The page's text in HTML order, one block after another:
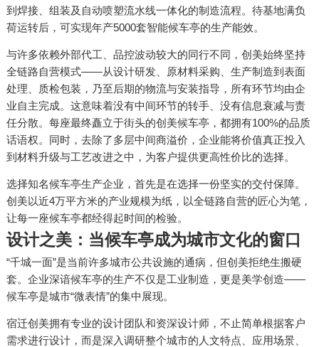
到焊接、组装及自动喷塑流水线一体化的制造流程。待基地满负
荷运转后，可实现年产5000套智能候车亭的生产能效。
与许多依赖外部代工、品控波动较大的同行不同，创美始终坚持
全链路自营模式——从设计研发、原材料采购、生产制造到表面
处理、质检包装，乃至后期的物流与安装指导，所有环节均由企
业自主完成。这意味着没有中间环节的转手、没有信息衰减与责
任分散。每座最终矗立于街头的创美候车亭，都拥有100%的品质
话语权。同时，去除了多层中间商溢价，企业能将价值真正投入
到材料升级与工艺改进之中，为客户提供更高性价比的选择。
选择知名候车亭生产企业，首先是在选择一份坚实的交付保障。
创美以近4万平方米的产业规模为纸，以全链路自营的匠心为笔，
让每一座候车亭都经得起时间的检验。
设计之美：当候车亭成为城市文化的窗口
“千城一面”是当前许多城市公共设施的通病，但创美拒绝生搬硬
套。企业深谙候车亭的生产不仅是工业制造，更是美学创造——
候车亭是城市“微表情”的集中展现。
宿迁创美拥有专业的设计团队和资深设计师，不止简单根据客户
需求进行设计，而是深入调研整个城市的人文特点、应用场景、